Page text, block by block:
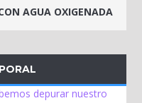
AGUA OXIGENADA